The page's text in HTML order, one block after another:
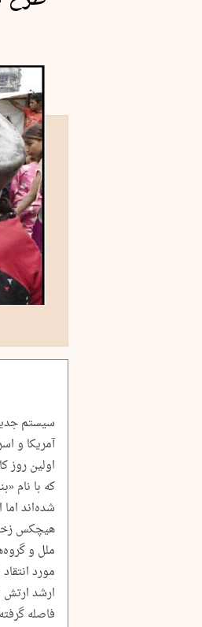
سیستم
آمریکا و
که با نام
شده‌اند
هیچکس
ملل و
مورد
ارشد ارتش
فاصله